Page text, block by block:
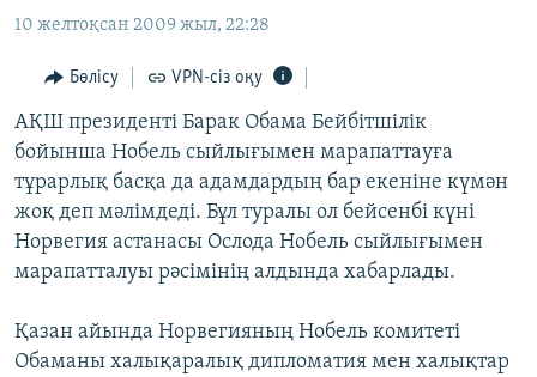
to
Navigation
Skip
to
Search
ҚАҢТАР ОҚИҒАСЫ
АДАМ ҚҰҚЫҚТАРЫ
ӘЛЕУМЕТ
ӘЛЕМ
АРНАЙЫ ЖОБАЛАР
Русский
ЖАЗЫЛЫҢЫЗ
10 желтоқсан 2009 жыл, 22:28
Бөлісу VPN-сіз оқу
АҚШ президенті Барак Обама Бейбітшілік
бойынша Нобель сыйлығымен марапаттауға
тұрарлық басқа да адамдардың бар екеніне күмән
жоқ деп мәлімдеді. Бұл туралы ол бейсенбі күні
Норвегия астанасы Ослода Нобель сыйлығымен
марапатталуы рәсімінің алдында хабарлады.
Қазан айында Норвегияның Нобель комитеті
Обаманы халықаралық дипломатия мен халықтар